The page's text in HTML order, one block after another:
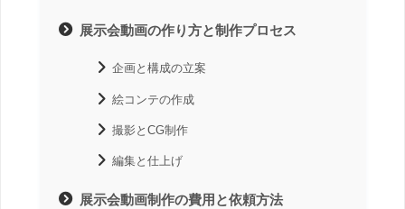
展示会動画の作り方と制作プロセス
企画と構成の立案
絵コンテの作成
撮影とCG制作
編集と仕上げ
展示会動画制作の費用と依頼方法